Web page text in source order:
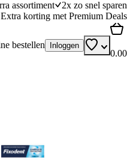
assortiment
2x zo snel sparen
Extra korting met Premium Deals
bestellen Inloggen
0.00